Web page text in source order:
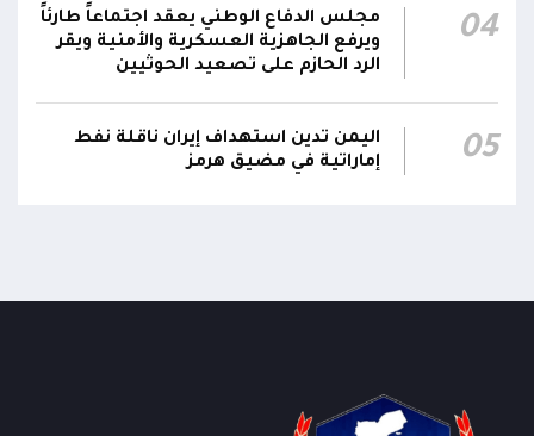
04
مجلس الدفاع الوطني يعقد اجتماعاً طارئاً
ويرفع الجاهزية العسكرية والأمنية ويقر
الرد الحازم على تصعيد الحوثيين
05
اليمن تدين استهداف إيران ناقلة نفط
إماراتية في مضيق هرمز